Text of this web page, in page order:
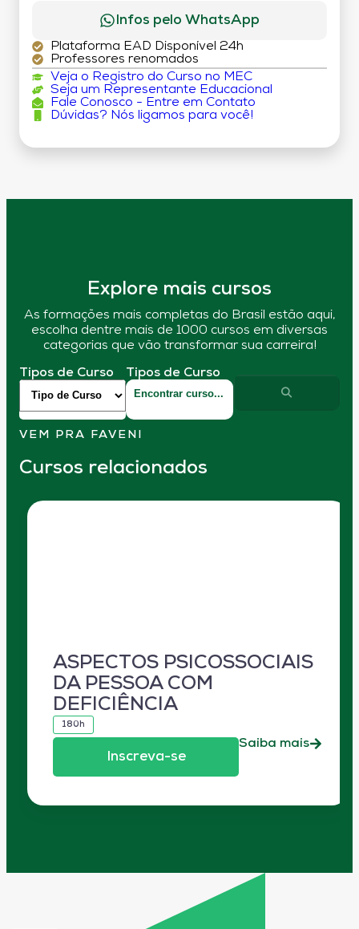
Infos pelo WhatsApp
Plataforma EAD Disponível 24h
Professores renomados
Veja o Registro do Curso no MEC
Seja um Representante Educacional
Fale Conosco - Entre em Contato
Dúvidas? Nós ligamos para você!
Explore mais cursos
As formações mais completas do Brasil estão aqui,
escolha dentre mais de 1000 cursos em diversas
categorias que vão transformar sua carreira!
Tipos de Curso Tipos de Curso
VEM PRA FAVENI
Cursos relacionados
ASPECTOS PSICOSSOCIAIS
DA PESSOA COM
DEFICIÊNCIA
180h
Inscreva-se
Saiba mais